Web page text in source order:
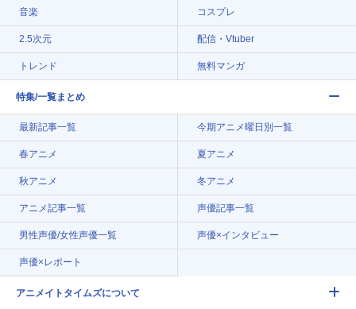
音楽 コスプレ
2.5次元 配信・Vtuber
トレンド 無料マンガ
特集/一覧まとめ
最新記事一覧 今期アニメ曜日別一覧
春アニメ 夏アニメ
秋アニメ 冬アニメ
アニメ記事一覧 声優記事一覧
男性声優/女性声優一覧 声優×インタビュー
声優×レポート
アニメイトタイムズについて